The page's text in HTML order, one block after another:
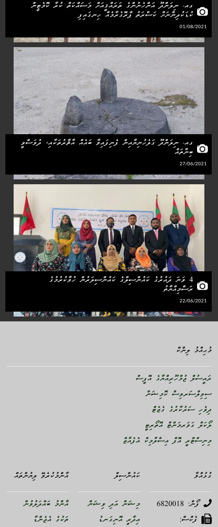
ގއ. ނިލަންދޫ އަންހެނުންގެ ތަރައްޤީއަށް މަސައްކަތް ކުރާ ކޮމެޓީން
ކުޑަކުދިންނަށް ކަސްރަތު ޕްރޮގެރާމެއް ހިނގައިފި
01/08/2021
ގއ. ނިލަންދޫ ގަލެހުނިޔާއިން ފެނިފައިވާ ބައެއް އާޘާރުތަކާއި، ދުވަސްވީ
ބިނާތައް
27/06/2021
4 ވަނަ ދައުރުގެ ކައުންސިލްގެ ކައުންސިލަރުން ހުވާކުރުމުގެ
ރަސްމިއްޔާތު
22/06/2021
މުޙިއްމު ލިންކް
ރައީސުލް ޖުމްހޫރިއްޔާގެ އޮފީސް
ސިވިލްސަރވިސް ކޮމިޝަން
ދިވެހި ސަރުކާރުގެ ގެޒެޓް
ލޯކަލް ގަވަރމަންޓް އޮތޯރިޓީ
މިނިސްޓްރީ އޮފް އިސްލާމިކް އެފެއާޒް
އާންމުކުރެވޭ ލިޔުންތައް
އާންމު ބައްދަލުވުން
ތަކުގެ އެޖެންޑާ
ކައުންސިލް
މިޝަން އަދި ވިޝަން
އިދާރީ އޮނިގަނޑު
ގުޅުއްވާ
ފޯން: 6820018
ފެކްސް: